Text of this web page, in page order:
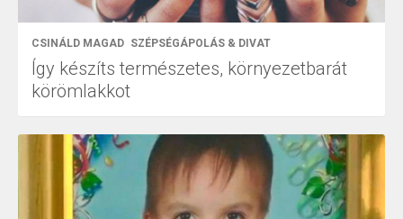
CSINÁLD MAGAD SZÉPSÉGÁPOLÁS & DIVAT
Így készíts természetes, környezetbarát
körömlakkot